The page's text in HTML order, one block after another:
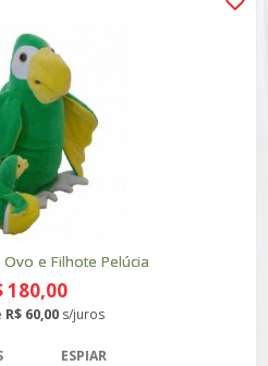
e Filhote Pelúcia
180,00
R$ 60,00 s/juros
ESPIAR